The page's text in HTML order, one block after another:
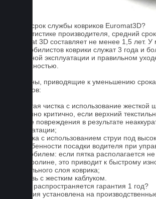
Какой срок службы ковриков Euromat3D?
По статистике производителя, средний
Euromat 3D составляет не менее 1,5 лет. У
автомобилистов коврики служат 3 года и
бережной эксплуатации и правильном
поверхностью.
Причины, приводящие к уменьшению
ковриков:
1. Частая чистка с использование жесткой
особенно критично, если верхний
мелкие повреждения в результате
эксплуатации;
2. Мойка с использованием струи под
3. Особенности посадки водителя при
автомобилем: если пятка располагается
на ковролине, это приводит к быстрому
текстильного слоя коврика;
4. Обувь с жестким каблуком.
На что распространяется гарантия 1 год?
Гарантия установлена на